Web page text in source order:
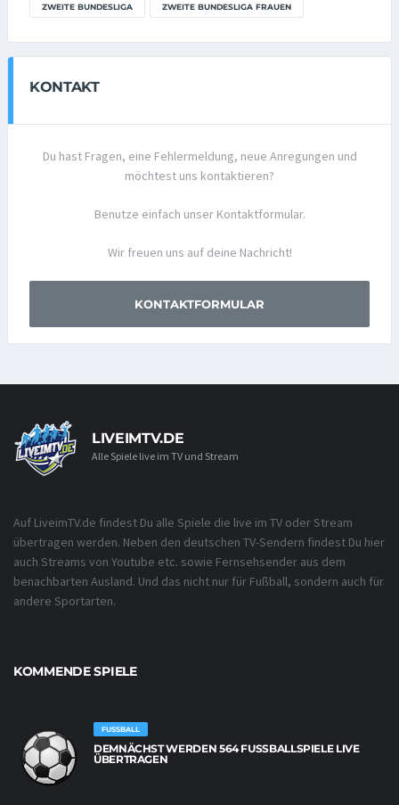
ZWEITE BUNDESLIGA ZWEITE BUNDESLIGA FRAUEN
KONTAKT
Du hast Fragen, eine Fehlermeldung, neue Anregungen und
möchtest uns kontaktieren?
Benutze einfach unser Kontaktformular.
Wir freuen uns auf deine Nachricht!
KONTAKTFORMULAR
LIVEIMTV.DE
Alle Spiele live im TV und Stream
Auf LiveimTV.de findest Du alle Spiele die live im TV oder Stream
übertragen werden. Neben den deutschen TV-Sendern findest Du hier
auch Streams von Youtube etc. sowie Fernsehsender aus dem
benachbarten Ausland. Und das nicht nur für Fußball, sondern auch für
andere Sportarten.
KOMMENDE SPIELE
FUSSBALL
DEMNÄCHST WERDEN 564 FUSSBALLSPIELE LIVE Ü
BERTRAGEN